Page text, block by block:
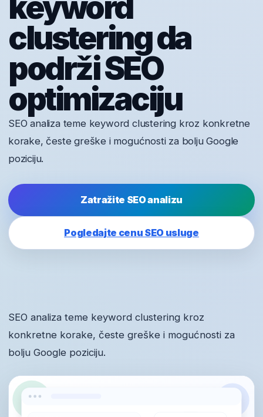
clustering da
podrži SEO
optimizaciju
SEO analiza teme keyword clustering kroz konkretne
korake, česte greške i mogućnosti za bolju Google
poziciju.
Zatražite SEO analizu
Pogledajte cenu SEO usluge
SEO analiza teme keyword clustering kroz
konkretne korake, česte greške i mogućnosti za
bolju Google poziciju.